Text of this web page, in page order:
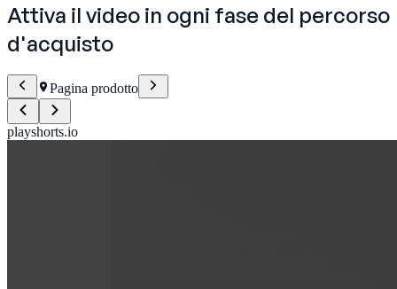
Attiva il video in ogni fase del percorso
d'acquisto
Pagina prodotto
playshorts.io